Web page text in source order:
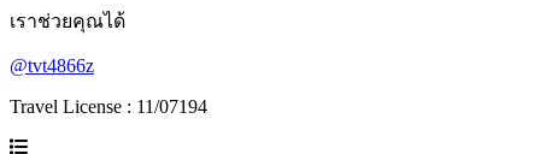
เราช่วยคุณได้
@tvt4866z
Travel License : 11/07194